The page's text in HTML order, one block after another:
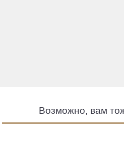
Возможно, вам